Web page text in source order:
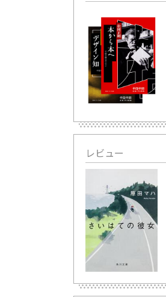
レビュー